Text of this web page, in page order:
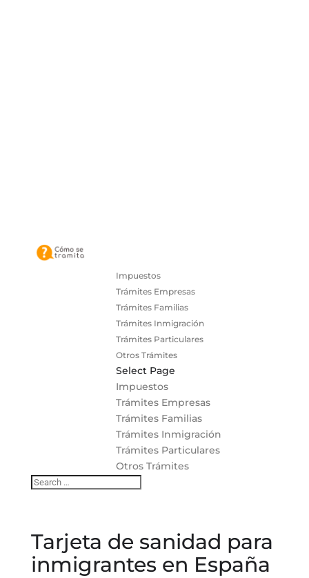
Impuestos
Trámites Empresas
Trámites Familias
Trámites Inmigración
Trámites Particulares
Otros Trámites
Select Page
Impuestos
Trámites Empresas
Trámites Familias
Trámites Inmigración
Trámites Particulares
Otros Trámites
Tarjeta de sanidad para
inmigrantes en España